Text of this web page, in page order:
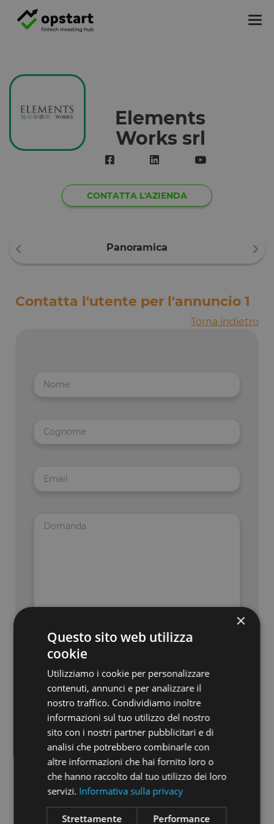
Elements
Works srl
CONTATTA L'AZIENDA
Panoramica
Contatta l'utente per l'annuncio 1
Torna indietro
privacye autorizzo Opstart S.r.l. al trattamento
dei miei dati personali, che saranno trattati ex
Artt. 13-14 del Regolamento (UE) n. 679/2016
(c.d. G.D.P.R.) sulla protezione dei dati
personali, per le finalità ivi indicate
Dichiaro di aver preso visione dell’ informativa
privacye autorizzo Opstart S.r.l. al trattamento
dei miei dati personali, che saranno trattati ex
Artt. 13-14 del Regolamento (UE) n. 679/2016
(c.d. G.D.P.R.) sulla protezione dei dati
personali, per finalità relative all’invio di
×
Questo sito web utilizza
cookie
Utilizziamo i cookie per personalizzare
contenuti, annunci e per analizzare il
nostro traffico. Condividiamo inoltre
informazioni sul tuo utilizzo del nostro
sito con i nostri partner pubblicitari e di
analisi che potrebbero combinarle con
altre informazioni che hai fornito loro o
che hanno raccolto dal tuo utilizzo dei loro
servizi. Informativa sulla privacy
Strettamente
Performance